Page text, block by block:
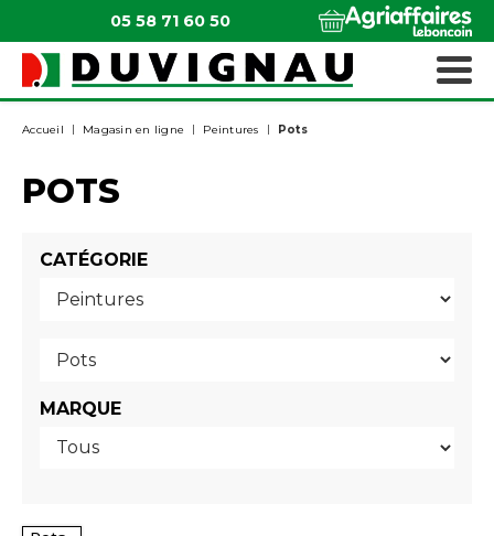
05 58 71 60 50
Accueil Magasin en ligne Peintures Pots
POTS
CATÉGORIE
MARQUE